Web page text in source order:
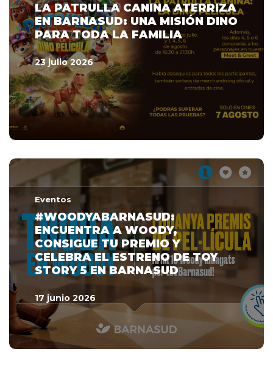
LA PATRULLA CANINA ATERRIZA
EN BARNASUD: UNA MISIÓN DINO
PARA TODA LA FAMILIA
23 julio 2026
Eventos
#WOODYABARNASUD:
ENCUENTRA A WOODY,
CONSIGUE TU PREMIO Y
CELEBRA EL ESTRENO DE TOY
STORY 5 EN BARNASUD
17 junio 2026